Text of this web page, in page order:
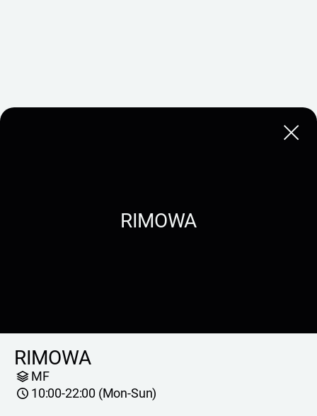
Close
RIMOWA
RIMOWA
MF
10:00-22:00 (Mon-Sun)